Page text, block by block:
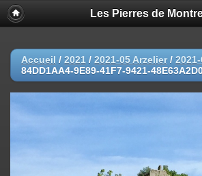
Les Pierres de
Accueil / 2021 / 2021-05 Arzelier/
84DD1AA4-9E89-41F7-9421-